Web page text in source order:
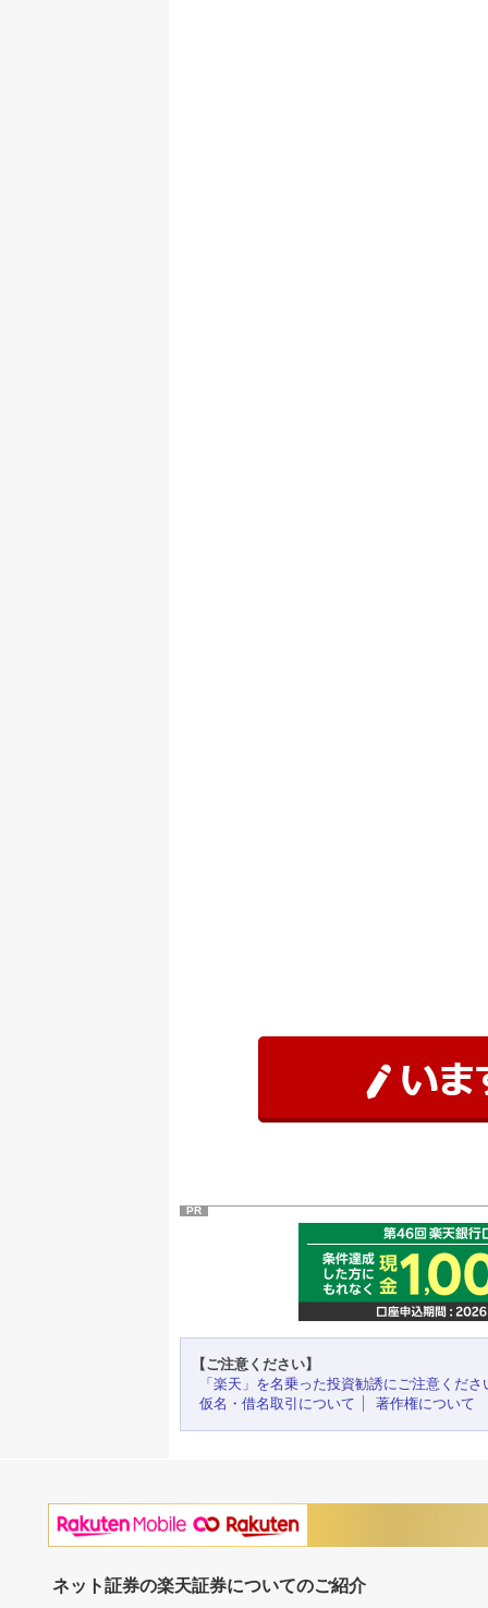
PR
【ご注意ください】
「楽天」を名乗った投資勧誘にご注意くださ
仮名・借名取引について
著作権について
ネット証券の楽天証券についてのご紹介